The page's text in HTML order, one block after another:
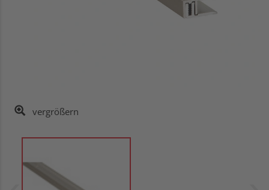
vergrößern